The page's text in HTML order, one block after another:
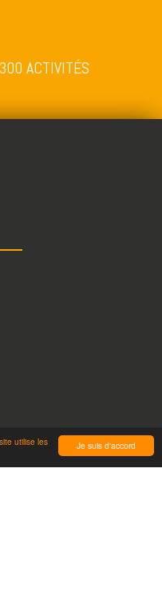
Je suis d'accord
utilise les
ACTIVITÉS